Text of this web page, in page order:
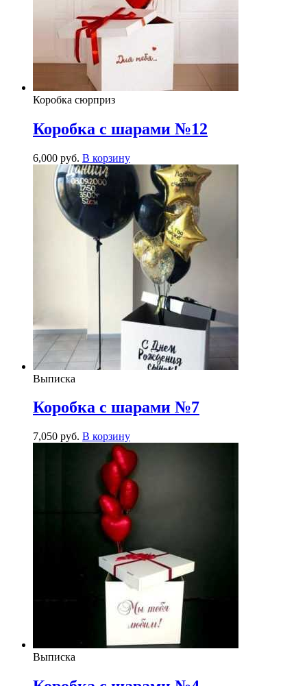
Коробка сюрприз
Коробка с шарами №12
6,000 руб. В корзину
Выписка
Коробка с шарами №7
7,050 руб. В корзину
Выписка